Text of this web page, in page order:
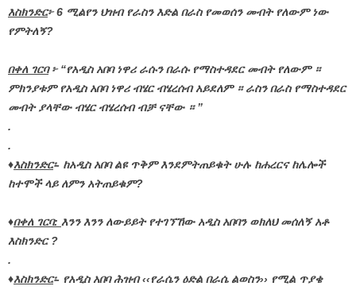
እስክንድር፦ 6 ሚልየን ህዝብ የራስን እድል በራስ የመወሰን መብት የለውም ነው
የምትለኝ?
በቀለ ገርባ፦ “የአዲስ አበባ ነዋሪ ራሱን በራሱ የማስተዳደር መብት የለውም ።
ምክንያቱም የአዲስ አበባ ነዋሪ ብሄር ብሄረሰብ አይደለም ። ራስን በራስ የማስተዳደር
መብት ያላቸው ብሄር ብሄረሰብ ብቻ ናቸው ። ”
.
.
♦እስክንድር፡- ከአዲስ አበባ ልዩ ጥቅም እንደምትጠይቁት ሁሉ ከሐረርና ከሌሎች
ከተሞች ላይ ለምን አትጠይቁም?
♦በቀለ ገርባ: እንን እንን ለውይይት የተገኘኸው አዲስ አበባን ወክለህ መሰለኝ አቶ
እስክንድር ?
.
♦እስክንድር፡- የአዲስ አበባ ሕዝብ ‹‹የራሴን ዕድል በራሴ ልወስን›› የሚል ጥያቄ